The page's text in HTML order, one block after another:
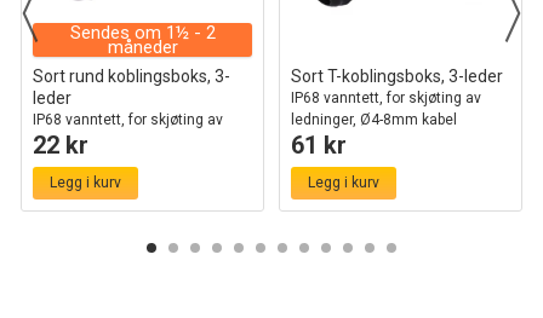
Sendes om 1½ - 2
måneder
Sort rund koblingsboks, 3-
leder
IP68 vanntett, for skjøting av
ledninger, Ø6-11mm kabel
22 kr
Legg i kurv
Sort T-koblingsboks, 3-leder
IP68 vanntett, for skjøting av
ledninger, Ø4-8mm kabel
61 kr
Legg i kurv